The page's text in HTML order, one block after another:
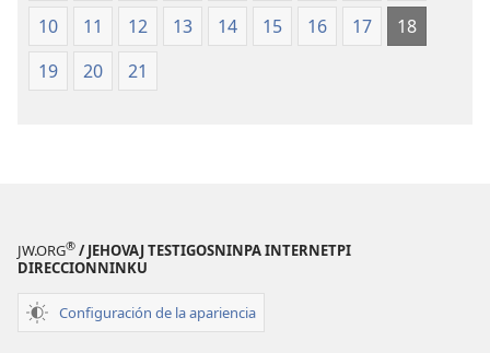
10
11 12 13 14 15 16 17
18
19
20 21
JW.ORG® / JEHOVAJ TESTIGOSNINPA INTERNETPI
DIRECCIONNINKU
Configuración de la apariencia